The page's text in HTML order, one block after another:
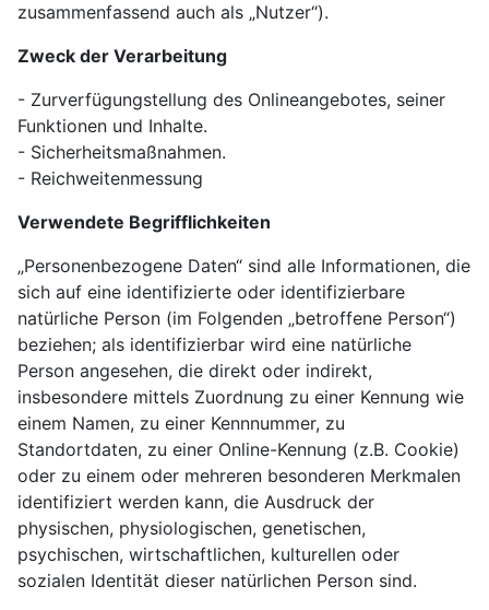
zusammenfassend auch als „Nutzer“).
Zweck der Verarbeitung
- Zurverfügungstellung des Onlineangebotes, seiner
Funktionen und Inhalte.
- Sicherheitsmaßnahmen.
- Reichweitenmessung
Verwendete Begrifflichkeiten
„Personenbezogene Daten“ sind alle Informationen, die
sich auf eine identifizierte oder identifizierbare
natürliche Person (im Folgenden „betroffene Person“)
beziehen; als identifizierbar wird eine natürliche
Person angesehen, die direkt oder indirekt,
insbesondere mittels Zuordnung zu einer Kennung wie
einem Namen, zu einer Kennnummer, zu
Standortdaten, zu einer Online-Kennung (z.B. Cookie)
oder zu einem oder mehreren besonderen Merkmalen
identifiziert werden kann, die Ausdruck der
physischen, physiologischen, genetischen,
psychischen, wirtschaftlichen, kulturellen oder
sozialen Identität dieser natürlichen Person sind.